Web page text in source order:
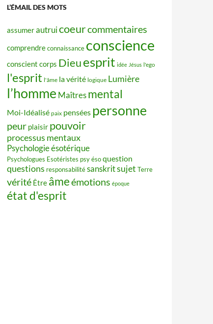
L’ÉMAIL DES MOTS
assumerautruicoeurcommentaires
comprendreconnaissance conscience
conscient corps Dieuesprit idée Jésus l'ego
l'esprit l'âme la vérité logique Lumière
l’homme Maîtres mental
Moi-Idéalisé paix pensées personne
peur plaisir pouvoir
processus mentaux
Psychologie ésotérique
Psychologues Esotéristes psy ésoquestion
questions responsabilitésanskritsujet Terre
vérité Être âmeémotions époque
état d'esprit